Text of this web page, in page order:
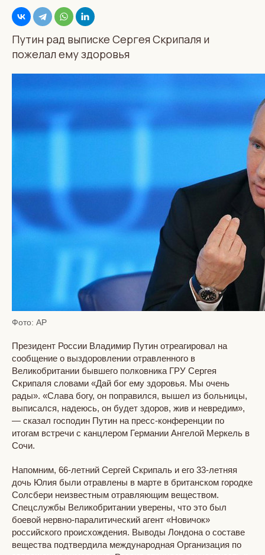
Путин рад выписке Сергея Скрипаля и
пожелал ему здоровья
Фото: AP
Президент России Владимир Путин отреагировал на
сообщение о выздоровлении отравленного в
Великобритании бывшего полковника ГРУ Сергея
Скрипаля словами «Дай бог ему здоровья. Мы очень
рады». «Слава богу, он поправился, вышел из больницы,
выписался, надеюсь, он будет здоров, жив и невредим»,
— сказал господин Путин на пресс-конференции по
итогам встречи с канцлером Германии Ангелой Меркель в
Сочи.
Напомним, 66-летний Сергей Скрипаль и его 33-летняя
дочь Юлия были отравлены в марте в британском городке
Солсбери неизвестным отравляющим веществом.
Спецслужбы Великобритании уверены, что это был
боевой нервно-паралитический агент «Новичок»
российского происхождения. Выводы Лондона о составе
вещества подтвердила международная Организация по